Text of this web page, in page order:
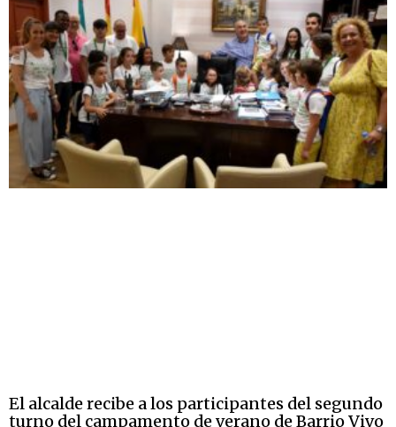
El alcalde recibe a los participantes del segundo
turno del campamento de verano de Barrio Vivo